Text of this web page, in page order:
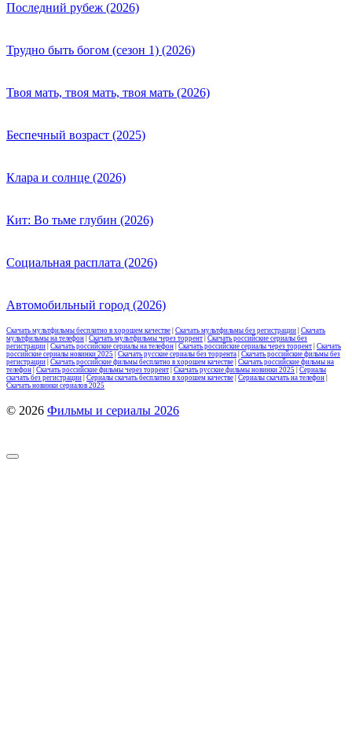
Последний рубеж (2026)
Трудно быть богом (сезон 1) (2026)
Твоя мать, твоя мать, твоя мать (2026)
Беспечный возраст (2025)
Клара и солнце (2026)
Кит: Во тьме глубин (2026)
Социальная расплата (2026)
Автомобильный город (2026)
Скачать мультфильмы бесплатно в хорошем качестве Скачать мультфильмы без регистрации Скачать
мультфильмы на телефон Скачать мультфильмы через торрент Скачать российские сериалы без
регистрации Скачать российские сериалы на телефон Скачать российские сериалы через торрент Скачать
российские сериалы новинки 2025
Скачать русские сериалы без торрента Скачать российские фильмы без
регистрации Скачать российские фильмы бесплатно в хорошем качестве Скачать российские фильмы на
телефон Скачать российские фильмы через торрент Скачать русские фильмы новинки 2025
Сериалы
скачать без регистрации Сериалы скачать бесплатно в хорошем качестве Сериалы скачать на телефон
Скачать новинки сериалов 2025
© 2026 Фильмы и сериалы 2026